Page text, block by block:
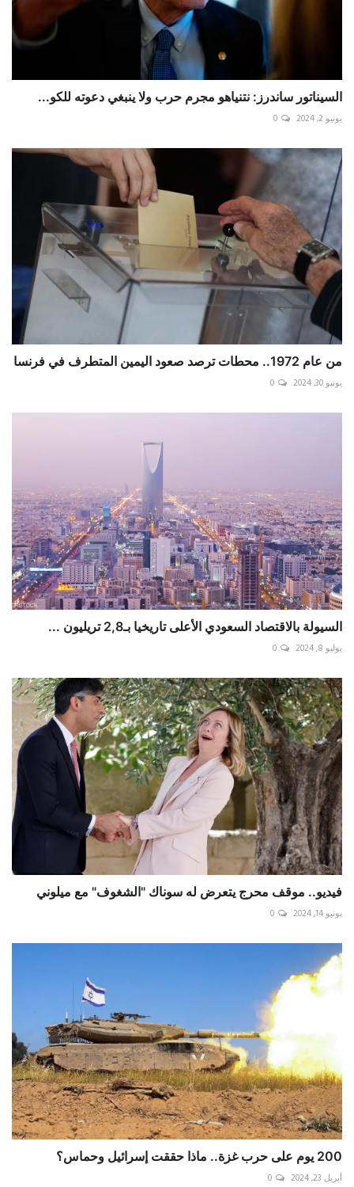
السيناتور ساندرز: نتنياهو مجرم حرب ولا ينبغي دعوته للكو...
يونيو 2, 2024 0
من عام 1972.. محطات ترصد صعود اليمين المتطرف في فرنسا
يونيو 30, 2024 0
السيولة بالاقتصاد السعودي الأعلى تاريخيا بـ2,8 تريليون ...
يوليو 8, 2024 0
فيديو.. موقف محرج يتعرض له سوناك "الشغوف" مع ميلوني
يونيو 14, 2024 0
200 يوم على حرب غزة.. ماذا حققت إسرائيل وحماس؟
أبريل 23, 2024 0